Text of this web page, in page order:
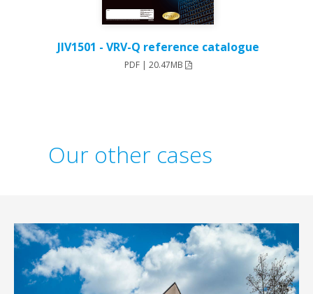
JIV1501 - VRV-Q reference catalogue
Our other cases